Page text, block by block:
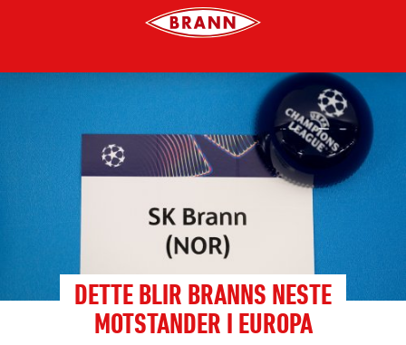
DETTE BLIR BRANNS NESTE
MOTSTANDER I EUROPA